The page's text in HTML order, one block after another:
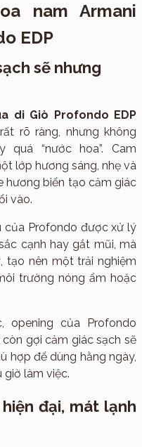
nam Armani
EDP
sẽ nhưng
di Giò Profondo EDP
rõ ràng, nhưng không
“nước hoa”. Cam
lớp hương sáng, nhẹ và
hương biển tạo cảm giác
vào.
của Profondo được xử lý
cạnh hay gắt mũi, mà
, tạo nên một trải nghiệm
trường nóng ẩm hoặc
opening của Profondo
gợi cảm giác sạch sẽ
hợp để dùng hằng ngày,
giờ làm việc.
đại, mát lạnh